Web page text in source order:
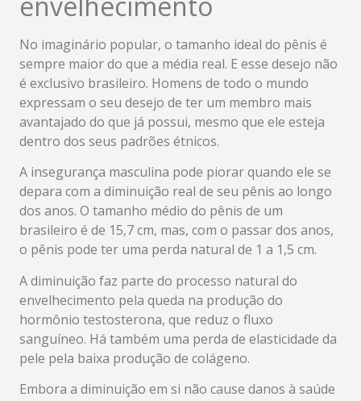
No imaginário popular, o tamanho ideal do pênis é
sempre maior do que a média real. E esse desejo não
é exclusivo brasileiro. Homens de todo o mundo
expressam o seu desejo de ter um membro mais
avantajado do que já possui, mesmo que ele esteja
dentro dos seus padrões étnicos.
A insegurança masculina pode piorar quando ele se
depara com a diminuição real de seu pênis ao longo
dos anos. O tamanho médio do pênis de um
brasileiro é de 15,7 cm, mas, com o passar dos anos,
o pênis pode ter uma perda natural de 1 a 1,5 cm.
A diminuição faz parte do processo natural do
envelhecimento pela queda na produção do
hormônio testosterona, que reduz o fluxo
sanguíneo. Há também uma perda de elasticidade da
pele pela baixa produção de colágeno.
Embora a diminuição em si não cause danos à saúde